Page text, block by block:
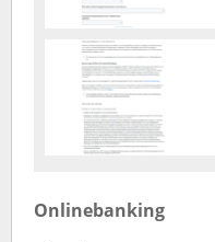
Onlinebanking